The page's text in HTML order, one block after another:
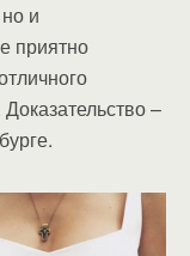
и
приятно
–